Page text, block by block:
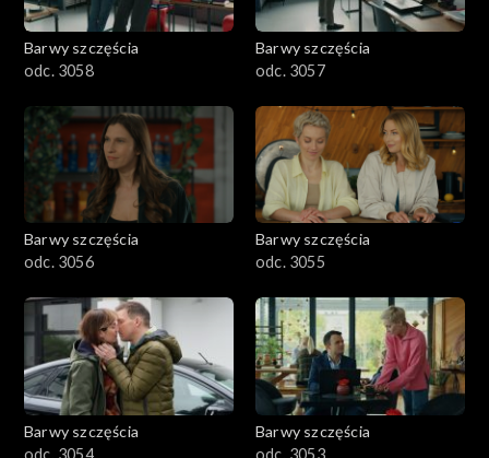
Barwy szczęścia
odc. 3058
Barwy szczęścia
odc. 3057
Barwy szczęścia
odc. 3056
Barwy szczęścia
odc. 3055
Barwy szczęścia
Barwy szczęścia